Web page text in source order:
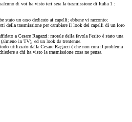
di voi ha visto ieri sera la trasmissione di Italia 1 :
stato un caso dedicato ai capelli; ebbene vi racconto:
della trasmissione per cambiare il look dei capelli di un loro
a Cesare Ragazzi: morale della favola l'esito è stato una
in TV), ed un look da trentenne.
utilizzato dalla Cesare Ragazzi ( che non cura il problema
a chi ha visto la trasmissione cosa ne pensa.